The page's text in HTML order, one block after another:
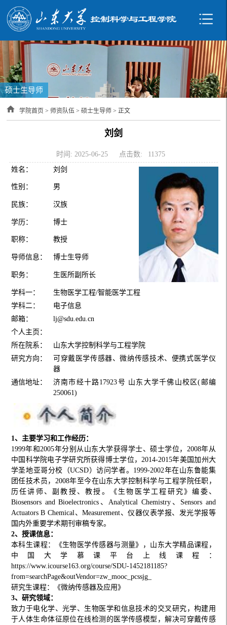
硕士生导师
学院首页 > 师资队伍 >硕士生导师 > 正文
刘剑
时间: 2025-06-25 点击数:
11375
姓名：
刘剑
性别： 男
民族： 汉族
学历： 博士
职称： 教授
导师信息： 博士生导师
职务： 生医所副所长
学科一：
生物医学工程/智能医学工程
学科二：
电子信息
邮箱：
lj@sdu.edu.cn
个人主页：
所在院系：
山东大学控制科学与工程学院
研究方向：
可穿戴医学传感器、微纳传感技术、便携式医学仪
器
通信地址：
济南市经十路17923号 山东大学千佛山校区(邮编
250061)
1、主要学习和工作经历：
1999年和2005年分别从山东大学获得学士、硕士学位，2008年从
中国科学院电子学研究所获得博士学位，2014-2015年美国加州大
学圣地亚哥分校（UCSD）访问学者。1999-2002年在山东鲁能集
团任技术员，2008年至今在山东大学控制科学与工程学院任职，
历任讲师、副教授、教授。《生物医学工程研究》编委、
Biosensors and Bioelectronics、Analytical Chemistry、Sensors and
Actuators B Chemical、Measurement、仪器仪表学报、发光学报等
国内外重要学术期刊审稿专家。
2、授课信息：
本科生课程：《生物医学传感器与测量》，山东大学精品课程，
中国大学慕课平台上线课程：
https://www.icourse163.org/course/SDU-1452181185?
from=searchPage&outVendor=zw_mooc_pcssjg_
研究生课程：《微纳传感器及应用》
3、研究领域：
致力于电化学、光学、生物医学和信息技术的交叉研究，构建用
于人体生命体征原位在线检测的医学传感模型，解决可穿戴传感